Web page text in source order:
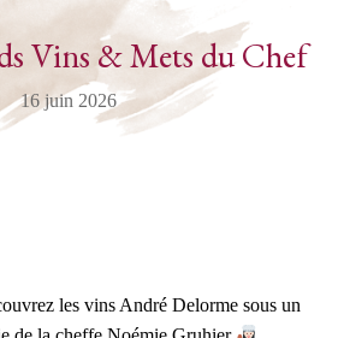
Vins & Mets du Chef
16 juin 2026
les vins André Delorme sous un